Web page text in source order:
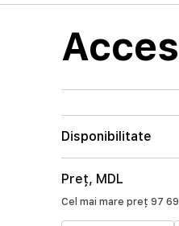
Disponibilitate
Preț, MDL
Cel mai mare preț 97